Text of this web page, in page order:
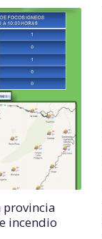
provincia
incendio